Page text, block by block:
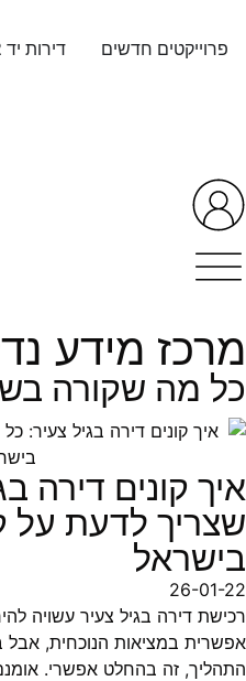
פרוייקטים חדשים דירות יד 2
מרכז מידע
כל מה שקורה
איך קונים דירה
שצריך לדעת על
בישראל
26-01-22
רכישת דירה בגיל צעיר עשויה
אפשרית במציאות הנוכחית, אבל
התהליך, זה בהחלט אפשרי.